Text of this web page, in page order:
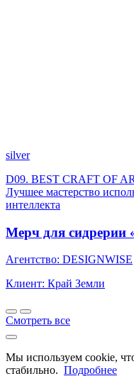
silver
D09. BEST CRAFT OF
Лучшее мастерство
интеллекта
Мерч для сидрерии
Агентство: DESIGNWISE
Клиент: Край Земли
Смотреть все
Мы используем cookie,
стабильно. Подробнее